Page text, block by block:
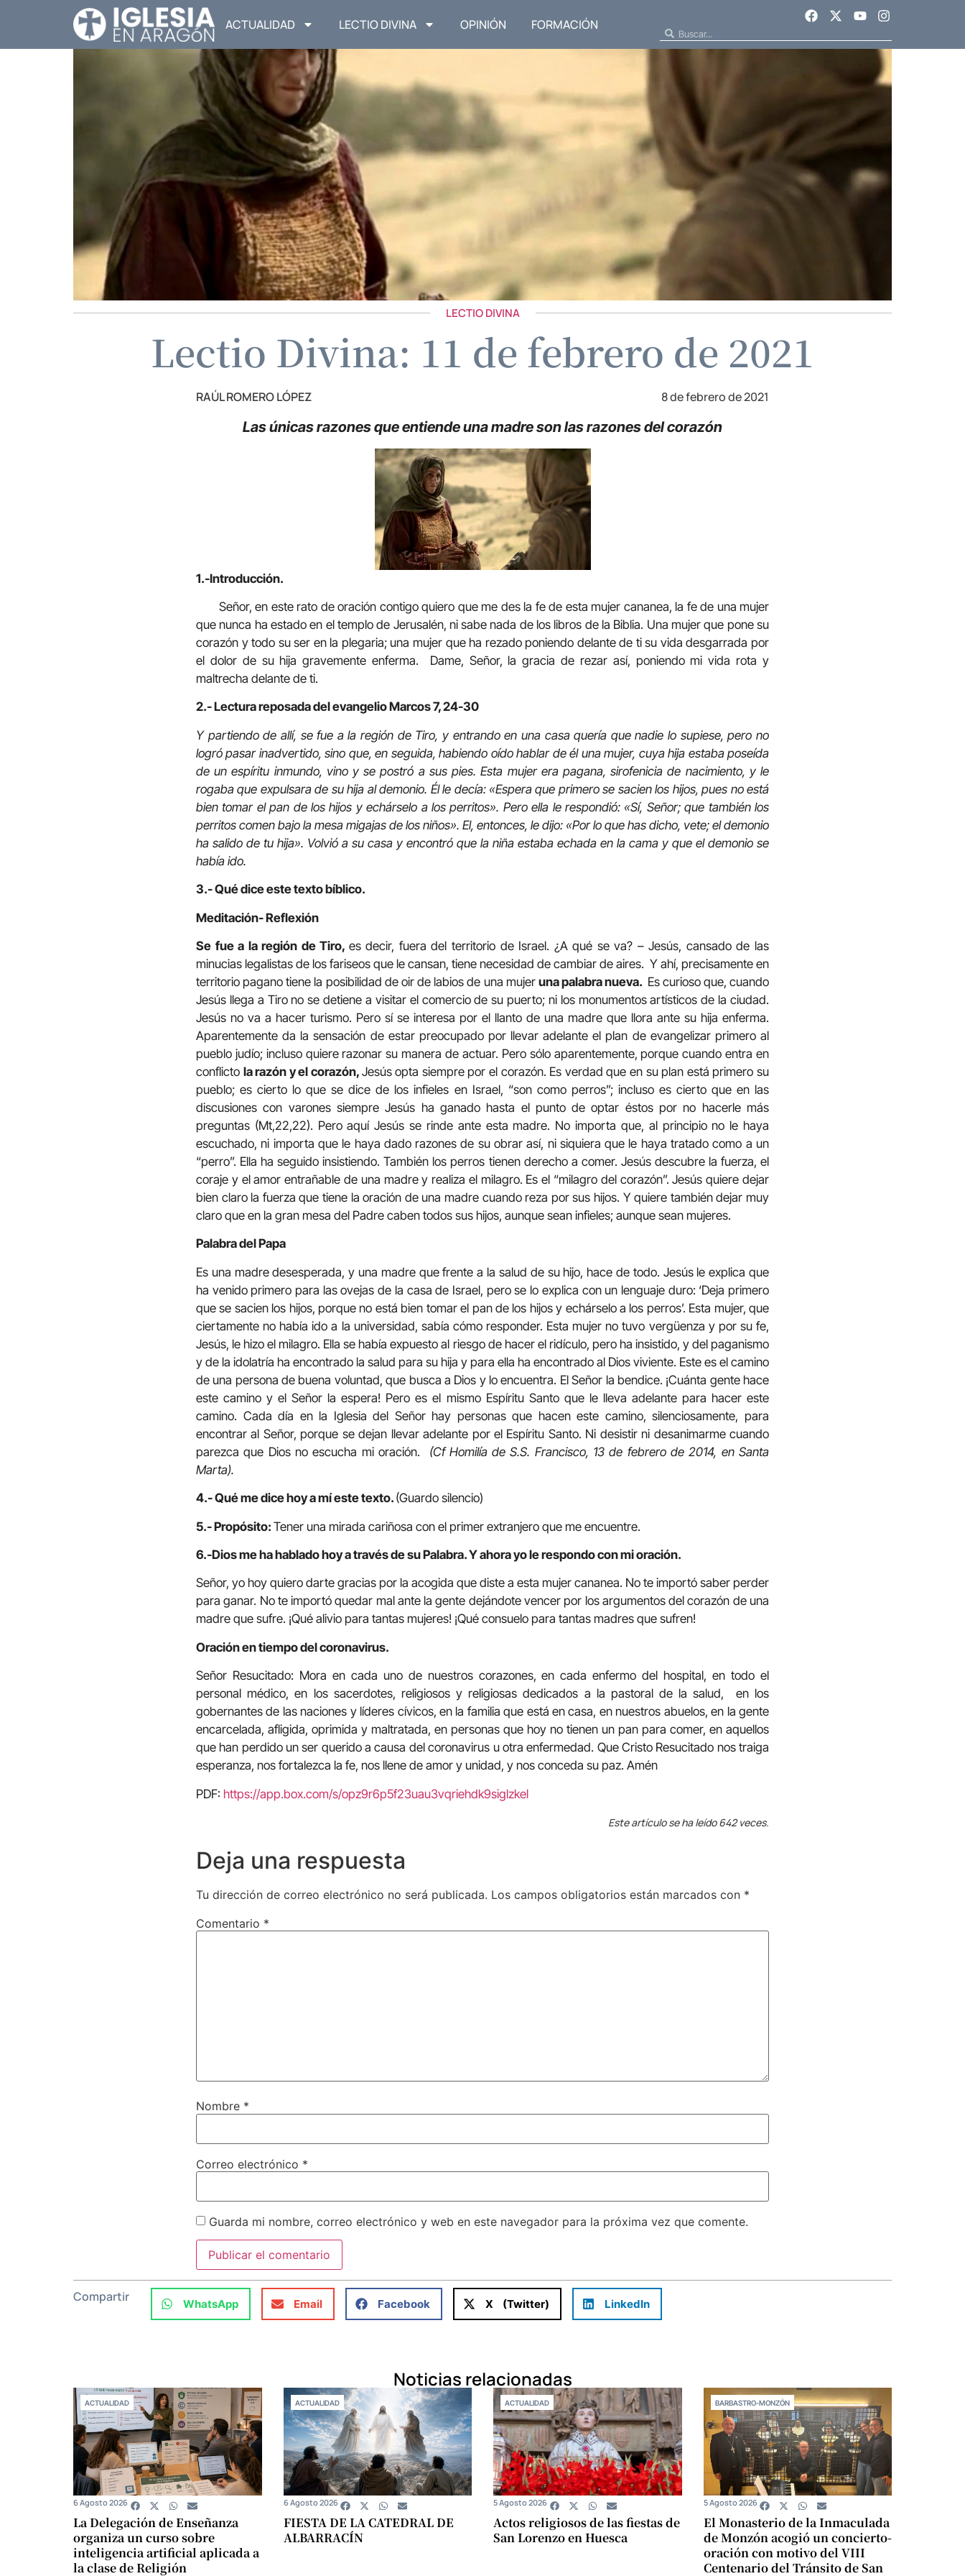
ACTUALIDAD LECTIO DIVINA OPINIÓN FORMACIÓN
LECTIO DIVINA
Lectio Divina: 11 de febrero de 2021
RAÚL ROMERO LÓPEZ 8 de febrero de 2021
Las únicas razones que entiende una madre son las razones del corazón
1.-Introducción.
Señor, en este rato de oración contigo quiero que me des la fe de esta mujer cananea, la fe de una mujer
que nunca ha estado en el templo de Jerusalén, ni sabe nada de los libros de la Biblia. Una mujer que pone su
corazón y todo su ser en la plegaria; una mujer que ha rezado poniendo delante de ti su vida desgarrada por
el dolor de su hija gravemente enferma. Dame, Señor, la gracia de rezar así, poniendo mi vida rota y
maltrecha delante de ti.
2.- Lectura reposada del evangelio Marcos 7, 24-30
Y partiendo de allí, se fue a la región de Tiro, y entrando en una casa quería que nadie lo supiese, pero no
logró pasar inadvertido, sino que, en seguida, habiendo oído hablar de él una mujer, cuya hija estaba poseída
de un espíritu inmundo, vino y se postró a sus pies. Esta mujer era pagana, sirofenicia de nacimiento, y le
rogaba que expulsara de su hija al demonio. Él le decía: «Espera que primero se sacien los hijos, pues no está
bien tomar el pan de los hijos y echárselo a los perritos». Pero ella le respondió: «Sí, Señor; que también los
perritos comen bajo la mesa migajas de los niños». El, entonces, le dijo: «Por lo que has dicho, vete; el demonio
ha salido de tu hija». Volvió a su casa y encontró que la niña estaba echada en la cama y que el demonio se
había ido.
3.- Qué dice este texto bíblico.
Meditación- Reflexión
Se fue a la región de Tiro, es decir, fuera del territorio de Israel. ¿A qué se va? – Jesús, cansado de las
minucias legalistas de los fariseos que le cansan, tiene necesidad de cambiar de aires. Y ahí, precisamente en
territorio pagano tiene la posibilidad de oir de labios de una mujer una palabra nueva. Es curioso que, cuando
Jesús llega a Tiro no se detiene a visitar el comercio de su puerto; ni los monumentos artísticos de la ciudad.
Jesús no va a hacer turismo. Pero sí se interesa por el llanto de una madre que llora ante su hija enferma.
Aparentemente da la sensación de estar preocupado por llevar adelante el plan de evangelizar primero al
pueblo judío; incluso quiere razonar su manera de actuar. Pero sólo aparentemente, porque cuando entra en
conflicto la razón y el corazón, Jesús opta siempre por el corazón. Es verdad que en su plan está primero su
pueblo; es cierto lo que se dice de los infieles en Israel, “son como perros”; incluso es cierto que en las
discusiones con varones siempre Jesús ha ganado hasta el punto de optar éstos por no hacerle más
preguntas (Mt,22,22). Pero aquí Jesús se rinde ante esta madre. No importa que, al principio no le haya
escuchado, ni importa que le haya dado razones de su obrar así, ni siquiera que le haya tratado como a un
“perro”. Ella ha seguido insistiendo. También los perros tienen derecho a comer. Jesús descubre la fuerza, el
coraje y el amor entrañable de una madre y realiza el milagro. Es el “milagro del corazón”. Jesús quiere dejar
bien claro la fuerza que tiene la oración de una madre cuando reza por sus hijos. Y quiere también dejar muy
claro que en la gran mesa del Padre caben todos sus hijos, aunque sean infieles; aunque sean mujeres.
Palabra del Papa
Es una madre desesperada, y una madre que frente a la salud de su hijo, hace de todo. Jesús le explica que
ha venido primero para las ovejas de la casa de Israel, pero se lo explica con un lenguaje duro: ‘Deja primero
que se sacien los hijos, porque no está bien tomar el pan de los hijos y echárselo a los perros’. Esta mujer, que
ciertamente no había ido a la universidad, sabía cómo responder. Esta mujer no tuvo vergüenza y por su fe,
Jesús, le hizo el milagro. Ella se había expuesto al riesgo de hacer el ridículo, pero ha insistido, y del paganismo
y de la idolatría ha encontrado la salud para su hija y para ella ha encontrado al Dios viviente. Este es el camino
de una persona de buena voluntad, que busca a Dios y lo encuentra. El Señor la bendice. ¡Cuánta gente hace
este camino y el Señor la espera! Pero es el mismo Espíritu Santo que le lleva adelante para hacer este
camino. Cada día en la Iglesia del Señor hay personas que hacen este camino, silenciosamente, para
encontrar al Señor, porque se dejan llevar adelante por el Espíritu Santo. Ni desistir ni desanimarme cuando
parezca que Dios no escucha mi oración. (Cf Homilía de S.S. Francisco, 13 de febrero de 2014, en Santa
Marta).
4.- Qué me dice hoy a mí este texto. (Guardo silencio)
5.- Propósito: Tener una mirada cariñosa con el primer extranjero que me encuentre.
6.-Dios me ha hablado hoy a través de su Palabra. Y ahora yo le respondo con mi oración.
Señor, yo hoy quiero darte gracias por la acogida que diste a esta mujer cananea. No te importó saber perder
para ganar. No te importó quedar mal ante la gente dejándote vencer por los argumentos del corazón de una
madre que sufre. ¡Qué alivio para tantas mujeres! ¡Qué consuelo para tantas madres que sufren!
Oración en tiempo del coronavirus.
Señor Resucitado: Mora en cada uno de nuestros corazones, en cada enfermo del hospital, en todo el
personal médico, en los sacerdotes, religiosos y religiosas dedicados a la pastoral de la salud, en los
gobernantes de las naciones y líderes cívicos, en la familia que está en casa, en nuestros abuelos, en la gente
encarcelada, afligida, oprimida y maltratada, en personas que hoy no tienen un pan para comer, en aquellos
que han perdido un ser querido a causa del coronavirus u otra enfermedad. Que Cristo Resucitado nos traiga
esperanza, nos fortalezca la fe, nos llene de amor y unidad, y nos conceda su paz. Amén
PDF: https://app.box.com/s/opz9r6p5f23uau3vqriehdk9siglzkel
Este artículo se ha leído 642 veces.
Deja una respuesta
Tu dirección de correo electrónico no será publicada. Los campos obligatorios están marcados con *
Comentario *
Nombre *
Correo electrónico *
Guarda mi nombre, correo electrónico y web en este navegador para la próxima vez que comente.
Compartir WhatsApp Email Facebook X (Twitter) LinkedIn
Noticias relacionadas
ACTUALIDAD
La Delegación de Enseñanza
organiza un curso sobre
inteligencia artificial aplicada a
la clase de Religión
6 Agosto 2026
ACTUALIDAD
FIESTA DE LA CATEDRAL DE
ALBARRACÍN
6 Agosto 2026
ACTUALIDAD
Actos religiosos de las fiestas de
San Lorenzo en Huesca
5 Agosto 2026
BARBASTRO-MONZÓN
El Monasterio de la Inmaculada
de Monzón acogió un concierto-
oración con motivo del VIII
Centenario del Tránsito de San
5 Agosto 2026